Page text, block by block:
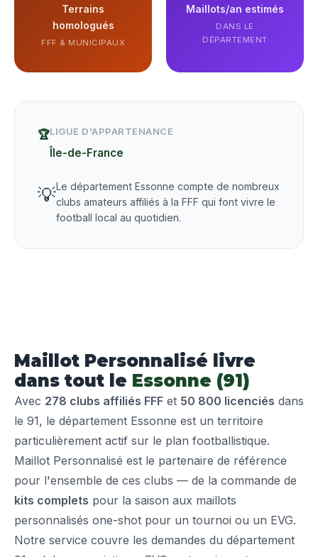
Terrains
homologués
FFF & MUNICIPAUX
Maillots/an estimés
DANS LE
DÉPARTEMENT
🏆LIGUE D'APPARTENANCE
Île-de-France
💡Le département Essonne compte de nombreux
clubs amateurs affiliés à la FFF qui font vivre le
football local au quotidien.
Maillot Personnalisé livre
dans tout le Essonne (91)
Avec 278 clubs affiliés FFF et 50 800 licenciés dans
le 91, le département Essonne est un territoire
particulièrement actif sur le plan footballistique.
Maillot Personnalisé est le partenaire de référence
pour l'ensemble de ces clubs — de la commande de
kits complets pour la saison aux maillots
personnalisés one-shot pour un tournoi ou un EVG.
Notre service couvre les demandes du département